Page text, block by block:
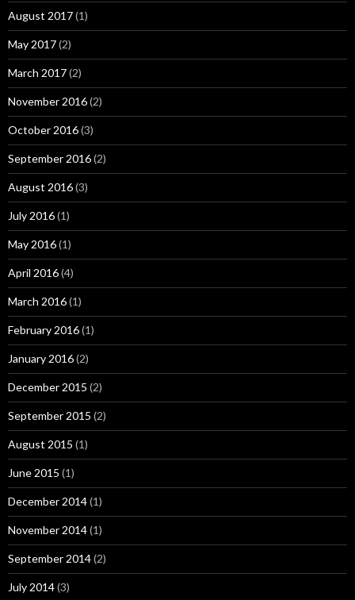
August 2017(1)
May 2017(2)
March 2017(2)
November 2016(2)
October 2016(3)
September 2016(2)
August 2016(3)
July 2016(1)
May 2016(1)
April 2016(4)
March 2016(1)
February 2016(1)
January 2016(2)
December 2015 (2)
September 2015 (2)
August 2015 (1)
June 2015 (1)
December 2014(1)
November 2014(1)
September 2014(2)
July 2014(3)